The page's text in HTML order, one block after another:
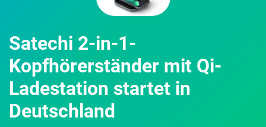
Satechi 2-in-1-
Kopfhörerständer mit Qi-
Ladestation startet in
Deutschland